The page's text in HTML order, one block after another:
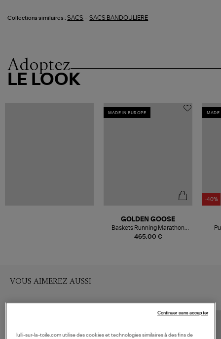
Collections similaires : SACS -SACS BANDOULIERE
Adoptez
LE LOOK
MADE IN EUROPE
465,00 €
GOLDEN GOOSE
Baskets Running Marathon
Brown/Platinum
MADE
-40%
VOUS AIMEREZ AUSSI
lulli-sur-la-toile.com utilise des cookies et technologies similaires à des fins de
Continuer sans accepter